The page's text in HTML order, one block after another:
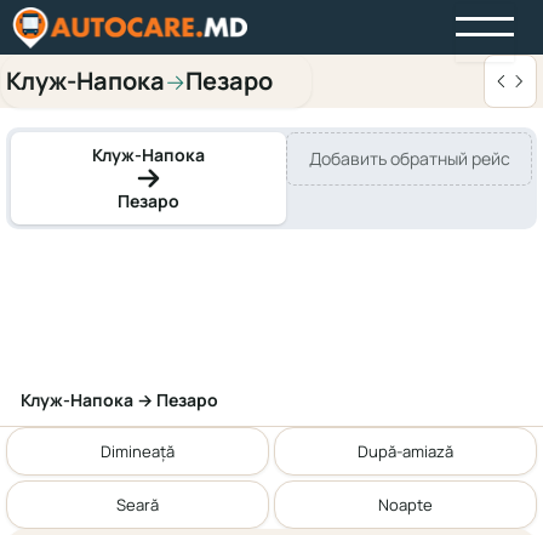
Клуж-Напока→Пезаро
Клуж-Напока
Пезаро
Добавить обратный рейс
Клуж-Напока → Пезаро
Dimineață După-amiază
Seară Noapte